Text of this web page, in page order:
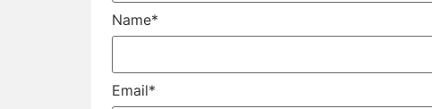
Name*
Email*